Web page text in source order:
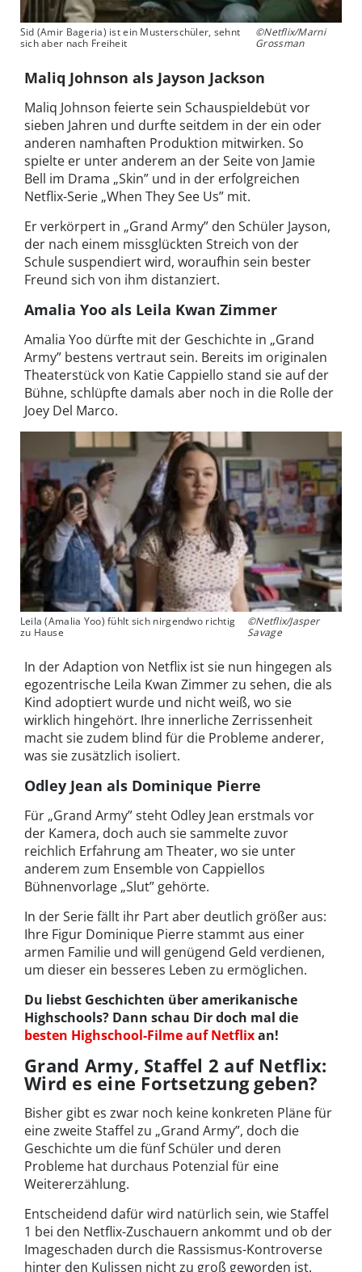
Sid (Amir Bageria) ist ein Musterschüler, sehnt
sich aber nach Freiheit
©Netflix/Marni
Grossman
Maliq Johnson als Jayson Jackson
Maliq Johnson feierte sein Schauspieldebüt vor
sieben Jahren und durfte seitdem in der ein oder
anderen namhaften Produktion mitwirken. So
spielte er unter anderem an der Seite von Jamie
Bell im Drama „Skin” und in der erfolgreichen
Netflix-Serie „When They See Us” mit.
Er verkörpert in „Grand Army” den Schüler Jayson,
der nach einem missglückten Streich von der
Schule suspendiert wird, woraufhin sein bester
Freund sich von ihm distanziert.
Amalia Yoo als Leila Kwan Zimmer
Amalia Yoo dürfte mit der Geschichte in „Grand
Army” bestens vertraut sein. Bereits im originalen
Theaterstück von Katie Cappiello stand sie auf der
Bühne, schlüpfte damals aber noch in die Rolle der
Joey Del Marco.
Leila (Amalia Yoo) fühlt sich nirgendwo richtig
zu Hause
©Netflix/Jasper
Savage
In der Adaption von Netflix ist sie nun hingegen als
egozentrische Leila Kwan Zimmer zu sehen, die als
Kind adoptiert wurde und nicht weiß, wo sie
wirklich hingehört. Ihre innerliche Zerrissenheit
macht sie zudem blind für die Probleme anderer,
was sie zusätzlich isoliert.
Odley Jean als Dominique Pierre
Für „Grand Army” steht Odley Jean erstmals vor
der Kamera, doch auch sie sammelte zuvor
reichlich Erfahrung am Theater, wo sie unter
anderem zum Ensemble von Cappiellos
Bühnenvorlage „Slut” gehörte.
In der Serie fällt ihr Part aber deutlich größer aus:
Ihre Figur Dominique Pierre stammt aus einer
armen Familie und will genügend Geld verdienen,
um dieser ein besseres Leben zu ermöglichen.
Du liebst Geschichten über amerikanische
Highschools? Dann schau Dir doch mal die
besten Highschool-Filme auf Netflixan!
Grand Army, Staffel 2 auf Netflix:
Wird es eine Fortsetzung geben?
Bisher gibt es zwar noch keine konkreten Pläne für
eine zweite Staffel zu „Grand Army”, doch die
Geschichte um die fünf Schüler und deren
Probleme hat durchaus Potenzial für eine
Weitererzählung.
Entscheidend dafür wird natürlich sein, wie Staffel
1 bei den Netflix-Zuschauern ankommt und ob der
Imageschaden durch die Rassismus-Kontroverse
hinter den Kulissen nicht zu groß geworden ist.